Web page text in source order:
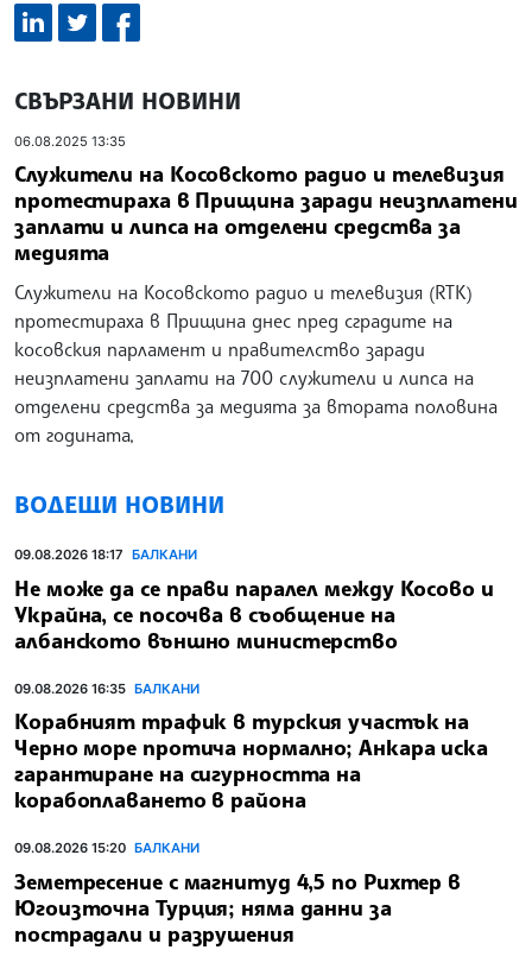
СВЪРЗАНИ НОВИНИ
06.08.2025 13:35
Служители на Косовското радио и телевизия
протестираха в Прищина заради неизплатени
заплати и липса на отделени средства за
медията
Служители на Косовското радио и телевизия (RTK)
протестираха в Прищина днес пред сградите на
косовския парламент и правителство заради
неизплатени заплати на 700 служители и липса на
отделени средства за медията за втората половина
от годината,
ВОДЕЩИ НОВИНИ
09.08.2026 18:17 БАЛКАНИ
Не може да се прави паралел между Косово и
Украйна, се посочва в съобщение на
албанското външно министерство
09.08.2026 16:35 БАЛКАНИ
Корабният трафик в турския участък на
Черно море протича нормално; Анкара иска
гарантиране на сигурността на
корабоплаването в района
09.08.2026 15:20 БАЛКАНИ
Земетресение с магнитуд 4,5 по Рихтер в
Югоизточна Турция; няма данни за
пострадали и разрушения